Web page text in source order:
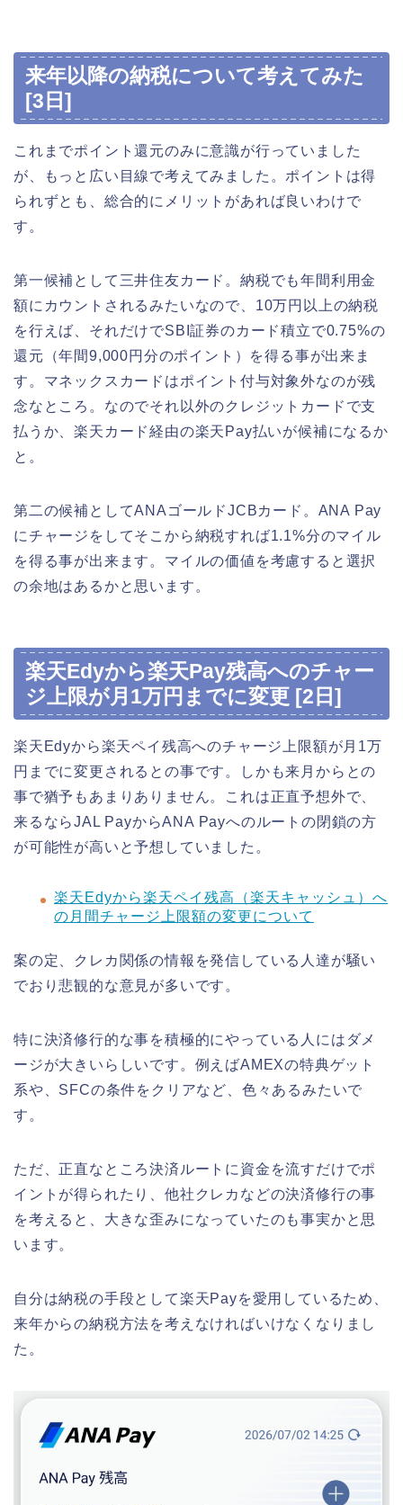
来年以降の納税について考えてみた
[3日]
これまでポイント還元のみに意識が行っていました
が、もっと広い目線で考えてみました。ポイントは得
られずとも、総合的にメリットがあれば良いわけで
す。
第一候補として三井住友カード。納税でも年間利用金
額にカウントされるみたいなので、10万円以上の納税
を行えば、それだけでSBI証券のカード積立で0.75%の
還元（年間9,000円分のポイント）を得る事が出来ま
す。マネックスカードはポイント付与対象外なのが残
念なところ。なのでそれ以外のクレジットカードで支
払うか、楽天カード経由の楽天Pay払いが候補になるか
と。
第二の候補としてANAゴールドJCBカード。ANA Pay
にチャージをしてそこから納税すれば1.1%分のマイル
を得る事が出来ます。マイルの価値を考慮すると選択
の余地はあるかと思います。
楽天Edyから楽天Pay残高へのチャー
ジ上限が月1万円までに変更 [2日]
楽天Edyから楽天ペイ残高へのチャージ上限額が月1万
円までに変更されるとの事です。しかも来月からとの
事で猶予もあまりありません。これは正直予想外で、
来るならJAL PayからANA Payへのルートの閉鎖の方
が可能性が高いと予想していました。
楽天Edyから楽天ペイ残高（楽天キャッシュ）へ
の月間チャージ上限額の変更について
案の定、クレカ関係の情報を発信している人達が騒い
でおり悲観的な意見が多いです。
特に決済修行的な事を積極的にやっている人にはダメ
ージが大きいらしいです。例えばAMEXの特典ゲット
系や、SFCの条件をクリアなど、色々あるみたいで
す。
ただ、正直なところ決済ルートに資金を流すだけでポ
イントが得られたり、他社クレカなどの決済修行の事
を考えると、大きな歪みになっていたのも事実かと思
います。
自分は納税の手段として楽天Payを愛用しているため、
来年からの納税方法を考えなければいけなくなりまし
た。